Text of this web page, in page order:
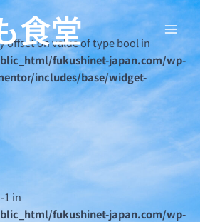
食堂
Main
offset on value of type bool in
fukushinet-japan.com/wp-
includes/base/widget-
1 in
fukushinet-japan.com/wp-